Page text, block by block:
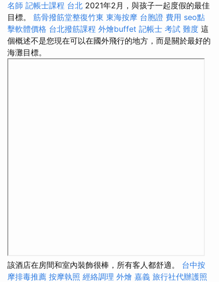
名師 記帳士課程 台北 2021年2月，與孩子一起度假的最佳
目標。 筋骨撥筋堂整復竹東 東海按摩 台胞證 費用 seo點
擊軟體價格 台北撥筋課程 外燴buffet 記帳士 考試 難度 這
個概述不是您現在可以在國外飛行的地方，而是關於最好的
海灘目標。
該酒店在房間和室內裝飾很棒，所有客人都舒適。 台中按
摩排毒推薦 按摩執照 經絡調理 外燴 嘉義 旅行社代辦護照